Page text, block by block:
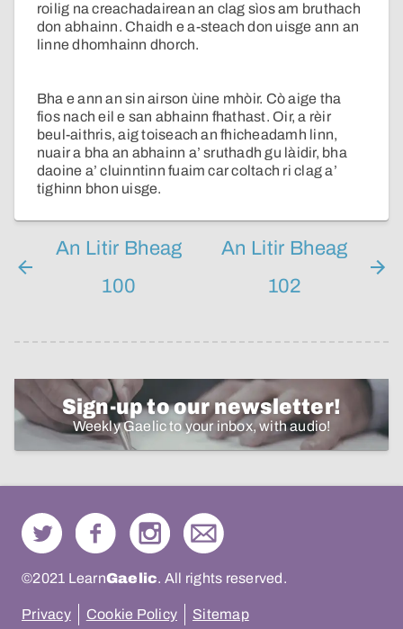
roilig na creachadairean an clag sìos am bruthach
don abhainn. Chaidh e a-steach don uisge ann an
linne dhomhainn dhorch.
Bha e ann an sin airson ùine mhòir. Cò aige tha
fios nach eil e san abhainn fhathast. Oir, a rèir
beul-aithris, aig toiseach an fhicheadamh linn,
nuair a bha an abhainn a’ sruthadh gu làidir, bha
daoine a’ cluinntinn fuaim car coltach ri clag a’
tighinn bhon uisge.
An Litir Bheag
100
An Litir Bheag
102
Sign-up to our newsletter!
Weekly Gaelic to your inbox, with audio!
©2021 LearnGaelic. All rights reserved.
Privacy Cookie Policy Sitemap